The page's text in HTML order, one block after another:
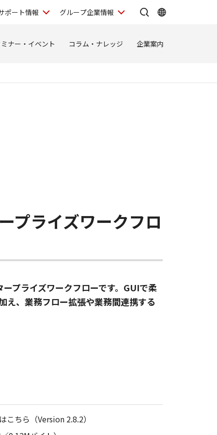
ポート情報 グループ企業情報
ナー・イベント コラム・ナレッジ 企業案内
プライズワークフロ
プライズワークフローです。GUIで柔
、業務フロー拡張や業務間連携する
ちら（Version 2.8.2）